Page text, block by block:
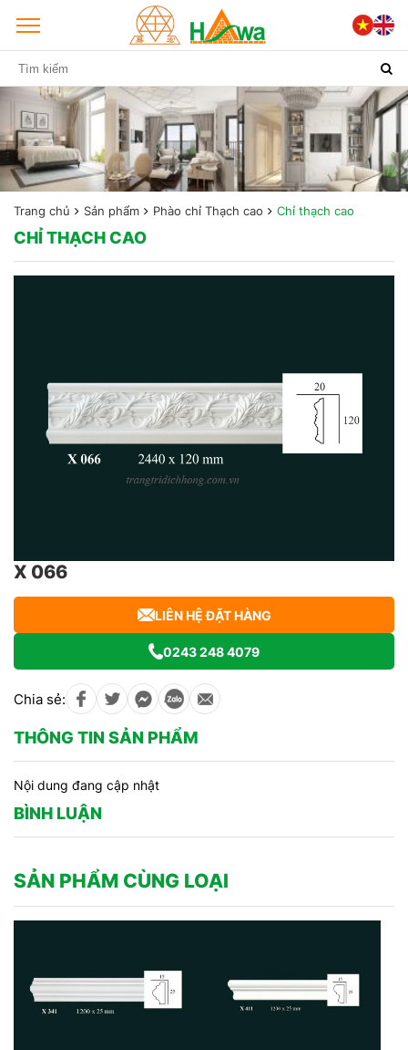
Trang chủ Sản phẩm Phào chỉ Thạch cao Chỉ thạch cao
CHỈ THẠCH CAO
X 066
LIÊN HỆ ĐẶT HÀNG
0243 248 4079
Chia sẻ:
THÔNG TIN SẢN PHẨM
Nội dung đang cập nhật
BÌNH LUẬN
SẢN PHẨM CÙNG LOẠI